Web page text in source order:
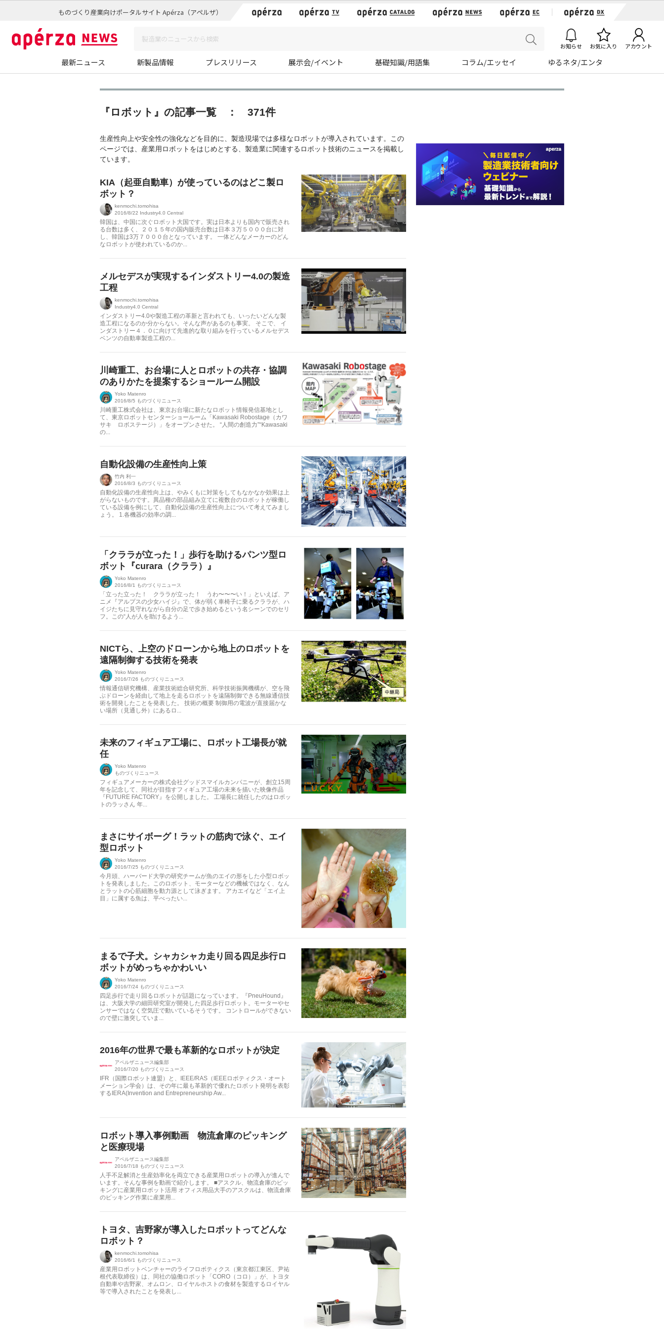
ものづくり産業向けポータルサイト Apérza（アペルザ）
お知らせ お気に入り アカウント
最新ニュース 新製品情報 プレスリリース 展示会/イベント 基礎知識/用語集 コラム/エッセイ ゆるネタ/エンタ
『ロボット』の記事一覧 ： 371件
生産性向上や安全性の強化などを目的に、製造現場では多様なロボットが導入されています。この
ページでは、産業用ロボットをはじめとする、製造業に関連するロボット技術のニュースを掲載し
ています。
KIA（起亜自動車）が使っているのはどこ製ロ
ボット？
kenmochi.tomohisa
2016/8/22 Industry4.0 Central
韓国は、中国に次ぐロボット大国です。実は日本よりも国内で販売され
る台数は多く、２０１５年の国内販売台数は日本３万５０００台に対
し、韓国は3万７０００台となっています。 一体どんなメーカーのどん
なロボットが使われているのか...
メルセデスが実現するインダストリー4.0の製造
工程
kenmochi.tomohisa
Industry4.0 Central
インダストリー4.0や製造工程の革新と言われても、いったいどんな製
造工程になるのか分からない。そんな声があるのも事実。 そこで、 イ
ンダストリー４．０に向けて先進的な取り組みを行っているメルセデス
ベンツの自動車製造工程の...
川崎重工、お台場に人とロボットの共存・協調
のありかたを提案するショールーム開設
Yoko Matenro
2016/8/5 ものづくりニュース
川崎重工株式会社は、東京お台場に新たなロボット情報発信基地とし
て、東京ロボットセンターショールーム「Kawasaki Robostage（カワ
サキ ロボステージ）」をオープンさせた。 “人間の創造力”“Kawasaki
の...
自動化設備の生産性向上策
竹内 利一
2016/8/3 ものづくりニュース
自動化設備の生産性向上は、やみくもに対策をしてもなかなか効果は上
がらないものです。異品種の部品組み立てに複数台のロボットが稼働し
ている設備を例にして、自動化設備の生産性向上について考えてみまし
ょう。 1.各機器の効率の調...
「クララが立った！」歩行を助けるパンツ型ロ
ボット『curara（クララ）』
Yoko Matenro
2016/8/1
ものづくりニュース
「立った立った！ クララが立った！ うわ〜〜〜い！」といえば、ア
ニメ『アルプスの少女ハイジ』で、体が弱く車椅子に乗るクララが、ハ
イジたちに見守れながら自分の足で歩き始めるという名シーンでのセリ
フ。この“人が人を助けるよう...
NICTら、上空のドローンから地上のロボットを
遠隔制御する技術を発表
Yoko Matenro
2016/7/26 ものづくりニュース
情報通信研究機構、産業技術総合研究所、科学技術振興機構が、空を飛
ぶドローンを経由して地上を走るロボットを遠隔制御できる無線通信技
術を開発したことを発表した。 技術の概要 制御用の電波が直接届かな
い場所（見通し外）にあるロ...
未来のフィギュア工場に、ロボット工場長が就
任
Yoko Matenro
ものづくりニュース
フィギュアメーカーの株式会社グッドスマイルカンパニーが、創立15周
年を記念して、同社が目指すフィギュア工場の未来を描いた映像作品
『FUTURE FACTORY』を公開しました。 工場長に就任したのはロボッ
トのラッさん 年...
まさにサイボーグ！ラットの筋肉で泳ぐ、エイ
型ロボット
Yoko Matenro
2016/7/25 ものづくりニュース
今月頭、ハーバード大学の研究チームが魚のエイの形をした小型ロボッ
トを発表しました。このロボット、モーターなどの機械ではなく、なん
とラットの心筋細胞を動力源として泳ぎます。 アカエイなど「エイ上
目」に属する魚は、平べったい...
まるで子犬。シャカシャカ走り回る四足歩行ロ
ボットがめっちゃかわいい
Yoko Matenro
2016/7/24 ものづくりニュース
四足歩行で走り回るロボットが話題になっています。『PneuHound』
は、大阪大学の細田研究室が開発した四足歩行ロボット。モーターやセ
ンサーではなく空気圧で動いているそうです。 コントロールができない
ので壁に激突していま...
2016年の世界で最も革新的なロボットが決定
アペルザニュース編集部
2016/7/20 ものづくりニュース
IFR（国際ロボット連盟）と、IEEE/RAS（IEEEロボティクス・オート
メーション学会）は、その年に最も革新的で優れたロボット発明を表彰
するIERA(Invention and Entrepreneurship Aw...
ロボット導入事例動画 物流倉庫のピッキング
と医療現場
アペルザニュース編集部
2016/7/18 ものづくりニュース
人手不足解消と生産効率化を両立できる産業用ロボットの導入が進んで
います。そんな事例を動画で紹介します。 ■アスクル、物流倉庫のピッ
キングに産業用ロボット活用 オフィス用品大手のアスクルは、物流倉庫
のピッキング作業に産業用...
トヨタ、吉野家が導入したロボットってどんな
ロボット？
kenmochi.tomohisa
2016/6/1 ものづくりニュース
産業用ロボットベンチャーのライフロボティクス（東京都江東区、尹祐
根代表取締役）は、同社の協働ロボット「CORO（コロ）」が、トヨタ
自動車や吉野家、オムロン、ロイヤルホストの食材を製造するロイヤル
等で導入されたことを発表し...